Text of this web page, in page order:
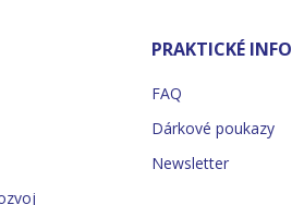
PRAKTICKÉ INFO
FAQ
Dárkové poukazy
Newsletter